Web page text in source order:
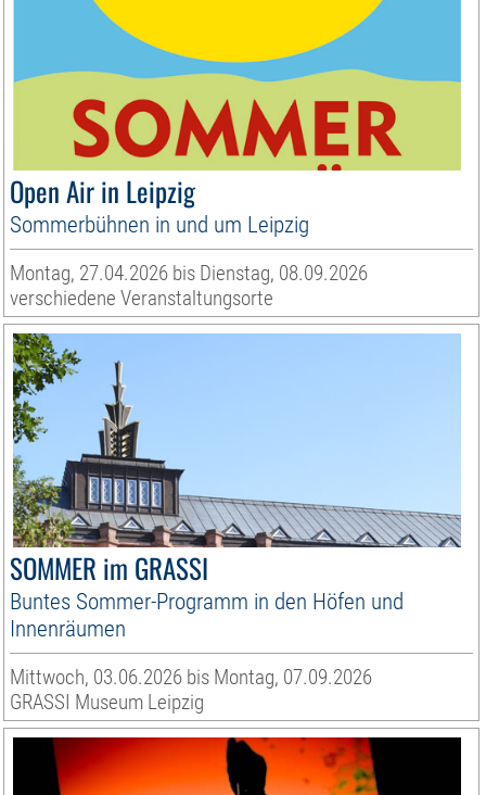
Open Air in Leipzig
Sommerbühnen in und um Leipzig
Montag, 27.04.2026 bis Dienstag, 08.09.2026
verschiedene Veranstaltungsorte
SOMMER im GRASSI
Buntes Sommer-Programm in den Höfen und
Innenräumen
Mittwoch, 03.06.2026 bis Montag, 07.09.2026
GRASSI Museum Leipzig